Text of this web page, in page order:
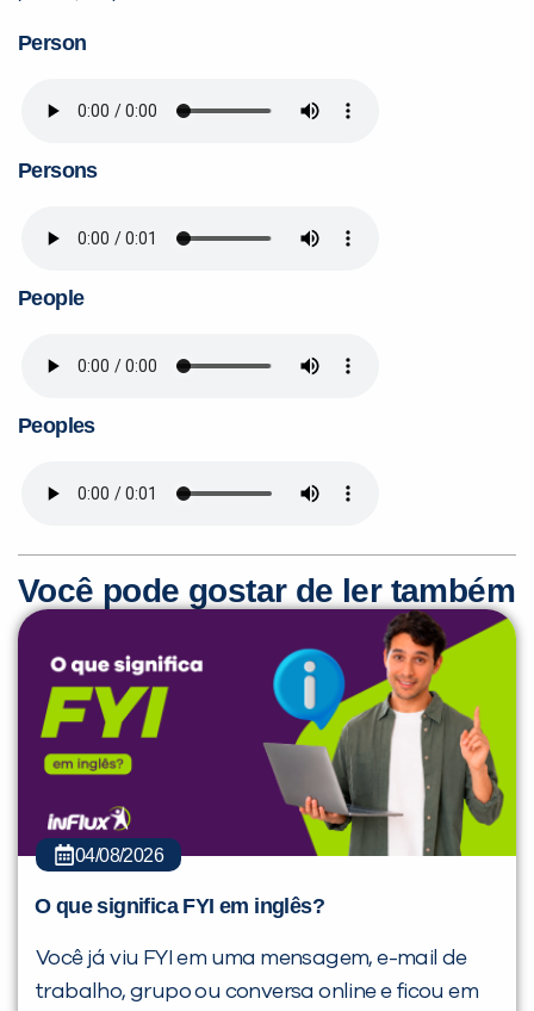
Person
Persons
People
Peoples
Você pode gostar de ler também
04/08/2026
O que significa FYI em inglês?
Você já viu FYI em uma mensagem, e-mail de
trabalho, grupo ou conversa online e ficou em